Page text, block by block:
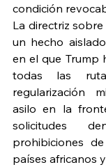
condición
La directriz
un hecho
en el que Trump
todas las
regularización
asilo en la
solicitudes
prohibiciones
países africanos